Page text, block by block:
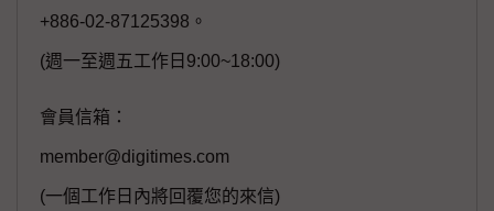
+886-02-87125398。
(週一至週五工作日9:00~18:00)
會員信箱：
member@digitimes.com
(一個工作日內將回覆您的來信)